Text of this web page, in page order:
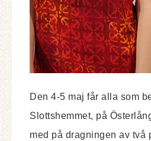
Den 4-5 maj får alla som
Slottshemmet, på
med på dragningen av två